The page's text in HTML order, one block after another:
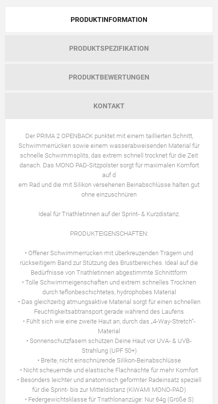
PRODUKTINFORMATION
PRODUKTSPEZIFIKATION
PRODUKTBEWERTUNGEN
KONTAKT
Der PRIMA 2 OPENBACK punktet mit einem taillierten Schnitt,
Schwimmerrücken sowie einem wasserabweisenden Material für
schnelle Schwimmsplits, das extrem schnell trocknet für die Zeit
danach. Das MONO PAD-Sitzpolster sorgt für maximalen Komfort
auf d
em Rad und die mit Silikon versehenen Beinabschlüsse halten gut
ohne einzuschnüren
Ideal für Triathletinnen auf der Sprint- & Kurzdistanz.
PRODUKTEIGENSCHAFTEN:
• Offener Schwimmerrücken mit überkreuzenden Trägern und
rückseitigem Band zur Stützung des Brustbereiches. Ideal auf die
Bedürfnisse von Triathletinnen abgestimmte Schnittform
• Tolle Schwimmeigenschaften und extrem schnelles Trocknen
durch teflonbeschichtetes, hydrophobes Material
• Das gleichzeitig atmungsaktive Material sorgt für einen schnellen
Feuchtigkeitsabtransport gerade während des Laufens
• Fühlt sich wie eine zweite Haut an, durch das „4-Way-Stretch“-
Material
• Sonnenschutzfasern schützen Deine Haut vor UVA- & UVB-
Strahlung (UPF 50+)
• Breite, nicht einschnürende Silikon-Beinabschlüsse
• Nicht scheuernde und elastische Flachnächte für mehr Komfort
• Besonders leichter und anatomisch geformter Radeinsatz speziell
für die Sprint- bis zur Mitteldistanz (KiWAMi MONO-PAD)
• Federgewichtsklasse für Triathlonanzüge: Nur 64g (Größe S)